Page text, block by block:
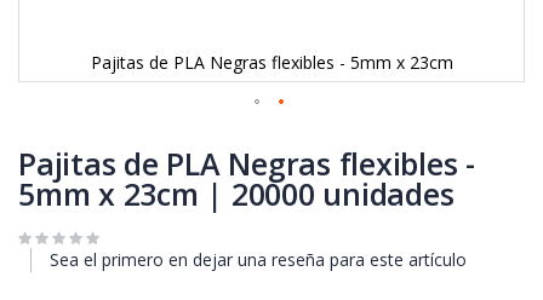
Pajitas de PLA Negras flexibles - 5mm x 23cm
al
comienzo
de
galería
Pajitas de PLA Negras flexibles -
5mm x 23cm | 20000 unidades
Sea el primero en dejar una reseña para este artículo